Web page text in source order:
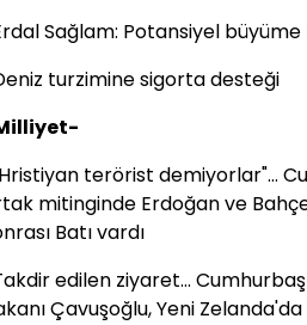
Sağlam: Potansiyel büyüme
turzimine sigorta desteği
terörist demiyorlar"...
mitinginde Erdoğan ve
Batı vardı
edilen ziyaret...
Çavuşoğlu, Yeni